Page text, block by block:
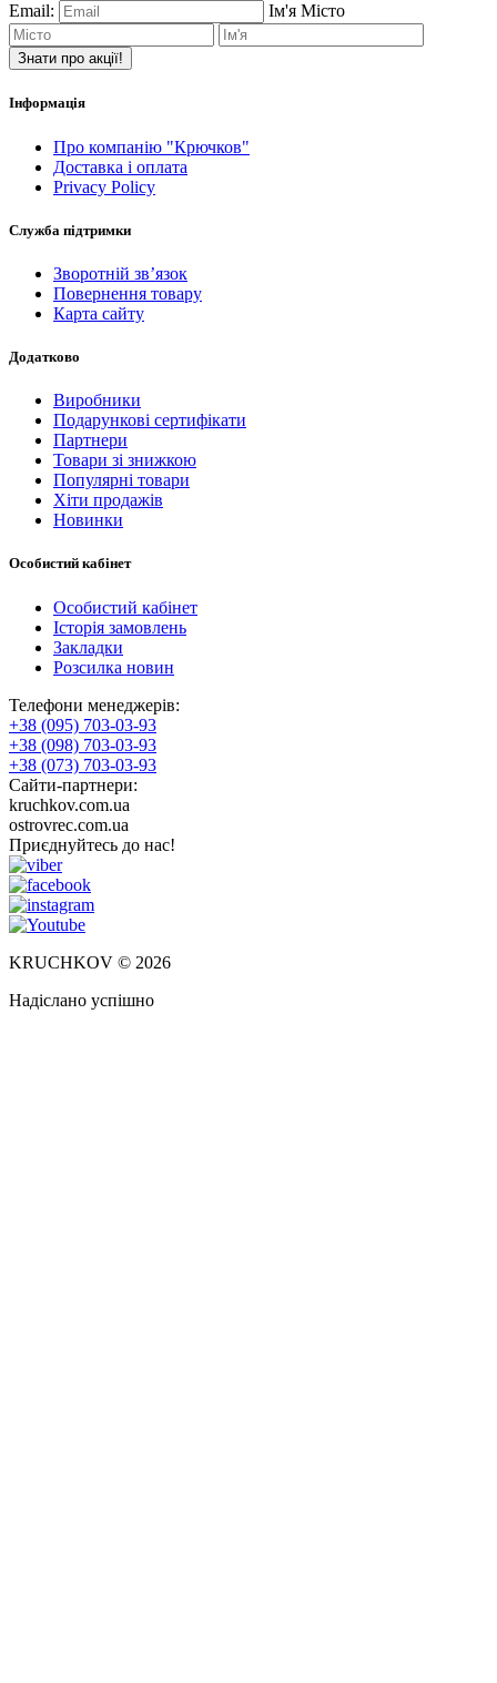
Email: Ім'я Місто
Знати про акції!
Інформація
Про компанію "Крючков"
Доставка і оплата
Privacy Policy
Служба підтримки
Зворотній зв’язок
Повернення товару
Карта сайту
Додатково
Виробники
Подарункові сертифікати
Партнери
Товари зі знижкою
Популярні товари
Хіти продажів
Новинки
Особистий кабінет
Особистий кабінет
Історія замовлень
Закладки
Розсилка новин
Телефони менеджерів:
+38 (095) 703-03-93
+38 (098) 703-03-93
+38 (073) 703-03-93
Сайти-партнери:
kruchkov.com.ua
ostrovrec.com.ua
Приєднуйтесь до нас!
KRUCHKOV © 2026
Надіслано успішно